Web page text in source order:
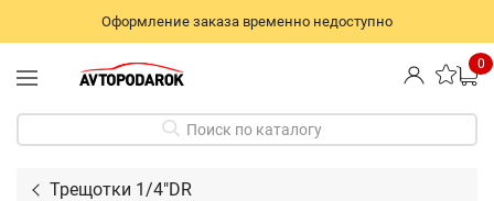
Оформление заказа временно недоступно
0
Поиск по каталогу
Трещотки 1/4"DR